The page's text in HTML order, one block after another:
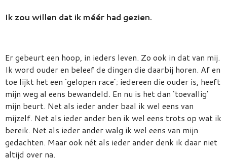
Ik zou willen dat ik méér had gezien.
Er gebeurt een hoop, in ieders leven. Zo ook in dat van mij.
Ik word ouder en beleef de dingen die daarbij horen. Af en
toe lijkt het een ‘gelopen race’; iedereen die ouder is, heeft
mijn weg al eens bewandeld. En nu is het dan ‘toevallig’
mijn beurt. Net als ieder ander baal ik wel eens van
mijzelf. Net als ieder ander ben ik wel eens trots op wat ik
bereik. Net als ieder ander walg ik wel eens van mijn
gedachten. Maar ook nét als ieder ander denk ik daar niet
altijd over na.